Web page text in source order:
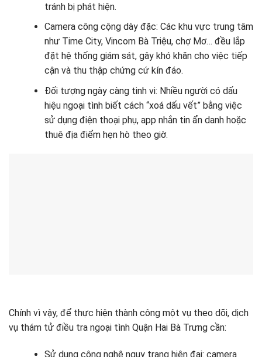
tránh bị phát hiện.
Camera công cộng dày đặc: Các khu vực trung tâm
như Time City, Vincom Bà Triệu, chợ Mơ… đều lắp
đặt hệ thống giám sát, gây khó khăn cho việc tiếp
cận và thu thập chứng cứ kín đáo.
Đối tượng ngày càng tinh vi: Nhiều người có dấu
hiệu ngoại tình biết cách “xoá dấu vết” bằng việc
sử dụng điện thoại phụ, app nhắn tin ẩn danh hoặc
thuê địa điểm hẹn hò theo giờ.
Chính vì vậy, để thực hiện thành công một vụ theo dõi, dịch
vụ thám tử điều tra ngoại tình Quận Hai Bà Trưng cần:
Sử dụng công nghệ ngụy trang hiện đại: camera